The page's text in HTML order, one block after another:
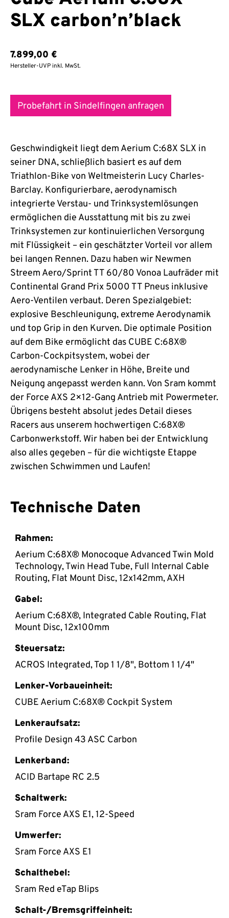
SLX carbon’n’black
7.899,00 €
Hersteller-UVP inkl. MwSt.
Probefahrt in Sindelfingen anfragen
Geschwindigkeit liegt dem Aerium C:68X SLX in
seiner DNA, schließlich basiert es auf dem
Triathlon-Bike von Weltmeisterin Lucy Charles-
Barclay. Konfigurierbare, aerodynamisch
integrierte Verstau- und Trinksystemlösungen
ermöglichen die Ausstattung mit bis zu zwei
Trinksystemen zur kontinuierlichen Versorgung
mit Flüssigkeit – ein geschätzter Vorteil vor allem
bei langen Rennen. Dazu haben wir Newmen
Streem Aero/Sprint TT 60/80 Vonoa Laufräder mit
Continental Grand Prix 5000 TT Pneus inklusive
Aero-Ventilen verbaut. Deren Spezialgebiet:
explosive Beschleunigung, extreme Aerodynamik
und top Grip in den Kurven. Die optimale Position
auf dem Bike ermöglicht das CUBE C:68X®
Carbon-Cockpitsystem, wobei der
aerodynamische Lenker in Höhe, Breite und
Neigung angepasst werden kann. Von Sram kommt
der Force AXS 2×12-Gang Antrieb mit Powermeter.
Übrigens besteht absolut jedes Detail dieses
Racers aus unserem hochwertigen C:68X®
Carbonwerkstoff. Wir haben bei der Entwicklung
also alles gegeben – für die wichtigste Etappe
zwischen Schwimmen und Laufen!
Technische Daten
Rahmen:
Aerium C:68X® Monocoque Advanced Twin Mold
Technology, Twin Head Tube, Full Internal Cable
Routing, Flat Mount Disc, 12x142mm, AXH
Gabel:
Aerium C:68X®, Integrated Cable Routing, Flat
Mount Disc, 12x100mm
Steuersatz:
ACROS Integrated, Top 1 1/8", Bottom 1 1/4"
Lenker-Vorbaueinheit:
CUBE Aerium C:68X® Cockpit System
Lenkeraufsatz:
Profile Design 43 ASC Carbon
Lenkerband:
ACID Bartape RC 2.5
Schaltwerk:
Sram Force AXS E1, 12-Speed
Umwerfer:
Sram Force AXS E1
Schalthebel:
Sram Red eTap Blips
Schalt-/Bremsgriffeinheit: